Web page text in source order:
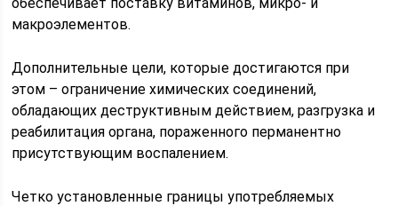
макроэлементов.
Дополнительные цели, которые достигаются при
этом – ограничение химических соединений,
обладающих деструктивным действием, разгрузка и
реабилитация органа, пораженного перманентно
присутствующим воспалением.
Четко установленные границы употребляемых